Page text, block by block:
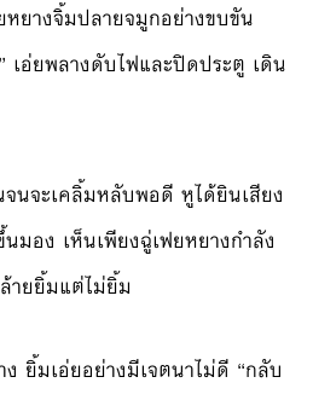
หยางจิ้มปลายจมูกอย่างขบขัน
เอ่ยพลางดับไฟและปิดประตู เดิน
นจะเคลิ้มหลับพอดี หูได้ยินเสียง
มอง เห็นเพียงฉู่เฟยหยางกำลัง
ายยิ้มแต่ไม่ยิ้ม
ยิ้มเอ่ยอย่างมีเจตนาไม่ดี “กลับ